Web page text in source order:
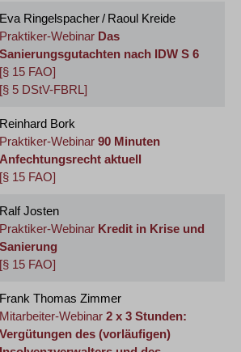
Eva Ringelspacher / Raoul Kreide
Praktiker-Webinar Das
Sanierungsgutachten nach IDW S 6
[§ 15 FAO]
[§ 5 DStV-FBRL]
Reinhard Bork
Praktiker-Webinar 90 Minuten
Anfechtungsrecht aktuell
[§ 15 FAO]
Ralf Josten
Praktiker-Webinar Kredit in Krise und
Sanierung
[§ 15 FAO]
Frank Thomas Zimmer
Mitarbeiter-Webinar 2 x 3 Stunden:
Vergütungen des (vorläufigen)